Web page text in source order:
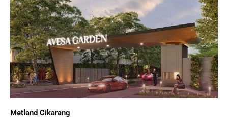
Metland Cikarang